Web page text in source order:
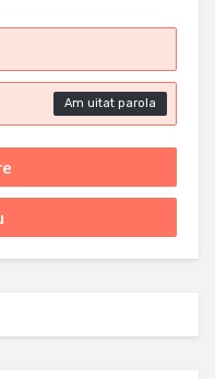
Am uitat parola